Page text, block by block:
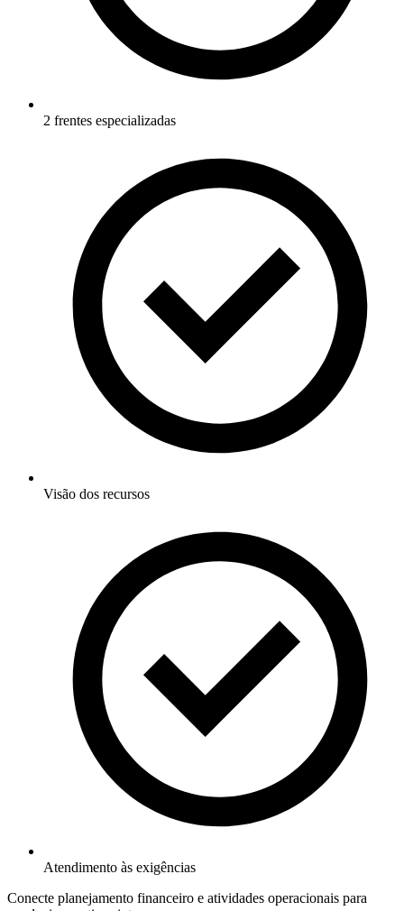
2 frentes especializadas
Visão dos recursos
Atendimento às exigências
Conecte planejamento financeiro e atividades operacionais para